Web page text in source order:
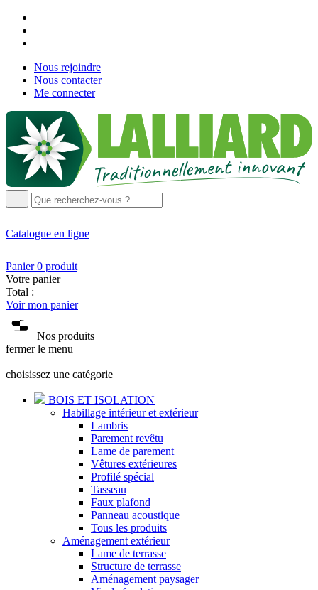
Nous rejoindre
Nous contacter
Me connecter
Catalogue en ligne
Panier 0 produit
Votre panier
Total :
Voir mon panier
Nos produits
fermer le menu
choisissez une catégorie
BOIS ET ISOLATION
Habillage intérieur et extérieur
Lambris
Parement revêtu
Lame de parement
Vêtures extérieures
Profilé spécial
Tasseau
Faux plafond
Panneau acoustique
Tous les produits
Aménagement extérieur
Lame de terrasse
Structure de terrasse
Aménagement paysager